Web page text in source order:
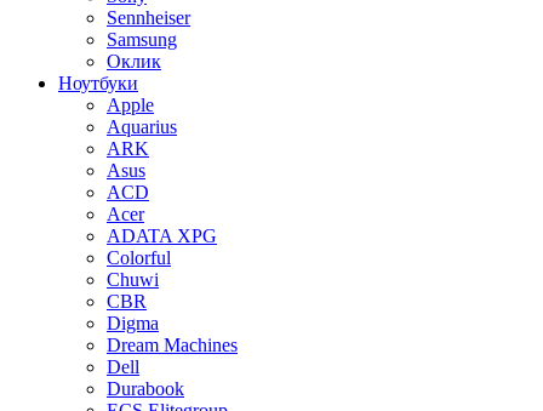
Sennheiser
Samsung
Оклик
Ноутбуки
Apple
Aquarius
ARK
Asus
ACD
Acer
ADATA XPG
Colorful
Chuwi
CBR
Digma
Dream Machines
Dell
Durabook